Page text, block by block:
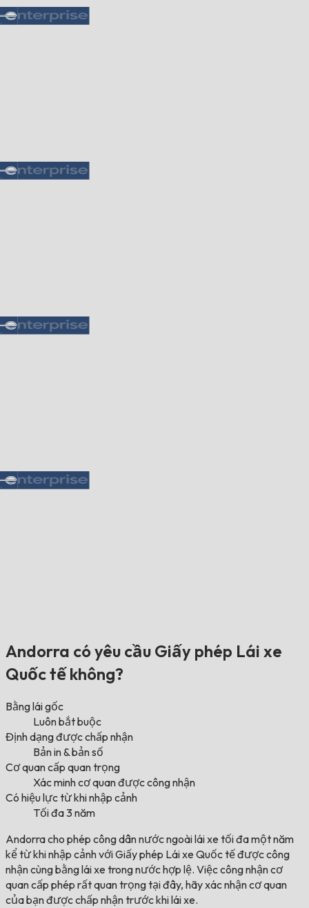
Andorra có yêu cầu Giấy phép Lái xe
Quốc tế không?
Bằng lái gốc
Luôn bắt buộc
Định dạng được chấp nhận
Bản in & bản số
Cơ quan cấp quan trọng
Xác minh cơ quan được công nhận
Có hiệu lực từ khi nhập cảnh
Tối đa 3 năm
Andorra cho phép công dân nước ngoài lái xe tối đa một năm
kể từ khi nhập cảnh với Giấy phép Lái xe Quốc tế được công
nhận cùng bằng lái xe trong nước hợp lệ. Việc công nhận cơ
quan cấp phép rất quan trọng tại đây, hãy xác nhận cơ quan
của bạn được chấp nhận trước khi lái xe.